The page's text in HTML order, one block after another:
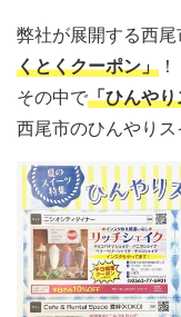
弊社が展開する西
くとくクーポン」
その中で「ひんや
西尾市のひんやりス